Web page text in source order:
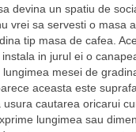
devina un spatiu de
vrei sa servesti o masa
tip masa de cafea.
in jurul ei o
mesei de
aceasta este
cautarea oricarui
lungimea sau